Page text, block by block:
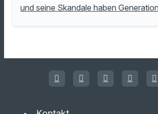
und seine Skandale haben